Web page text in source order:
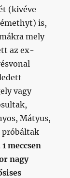
(kivéve
is,
mely
az ex-
vagy
Mátyus,
próbáltak
meccsen
nagy